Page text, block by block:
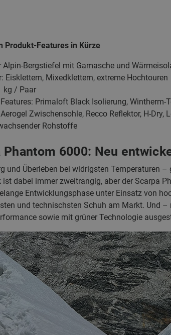
Produkt-Features in Kürze
Alpin-Bergstiefel mit Gamasche und
Eisklettern, Mixedklettern, extreme Hochtouren
kg / Paar
Primaloft Black Isolierung,
Zwischensohle, Recco Reflektor, H-
Rohstoffe
Phantom 6000: Neu
und Überleben bei widrigsten Temperaturen
dabei immer zweitrangig, aber der Scarpa
Entwicklungsphase unter Einsatz von
und technischsten Schuh am Markt. Und
sowie mit grüner Technologie